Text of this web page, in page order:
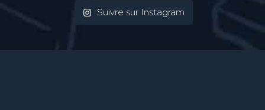
Suivre sur Instagram